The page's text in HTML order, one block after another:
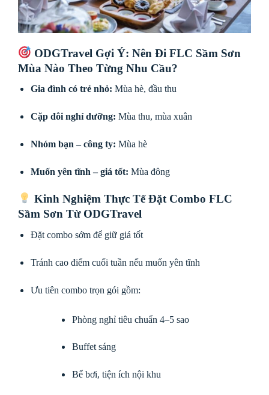
ODGTravel Gợi Ý: Nên Đi FLC Sầm Sơn
Mùa Nào Theo Từng Nhu Cầu?
Gia đình có trẻ nhỏ: Mùa hè, đầu thu
Cặp đôi nghỉ dưỡng: Mùa thu, mùa xuân
Nhóm bạn – công ty: Mùa hè
Muốn yên tĩnh – giá tốt: Mùa đông
Kinh Nghiệm Thực Tế Đặt Combo FLC
Sầm Sơn Từ ODGTravel
Đặt combo sớm để giữ giá tốt
Tránh cao điểm cuối tuần nếu muốn yên tĩnh
Ưu tiên combo trọn gói gồm:
Phòng nghỉ tiêu chuẩn 4–5 sao
Buffet sáng
Bể bơi, tiện ích nội khu